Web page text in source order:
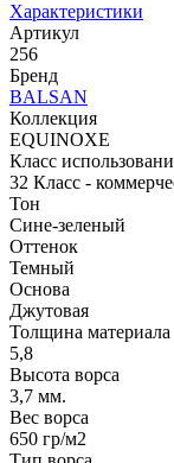
Характеристики
Артикул
256
Бренд
BALSAN
Коллекция
EQUINOXE
Класс
32 Класс -
Тон
Сине-зеленый
Оттенок
Темный
Основа
Джутовая
Толщина материала
5,8
Высота ворса
3,7 мм.
Вес ворса
650 гр/м2